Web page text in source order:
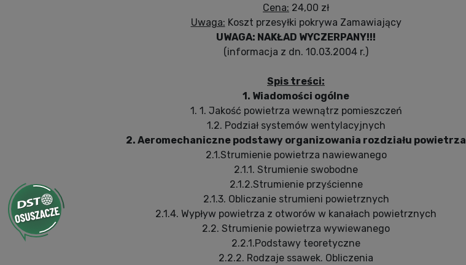
Cena: 24,00 zł
Uwaga: Koszt przesyłki pokrywa Zamawiający
UWAGA: NAKŁAD WYCZERPANY!!!
(informacja z dn. 10.03.2004 r.)
Spis treści:
1. Wiadomości ogólne
1. 1. Jakość powietrza wewnątrz pomieszczeń
1.2. Podział systemów wentylacyjnych
2. Aeromechaniczne podstawy organizowania rozdziału powietrza
2.1.Strumienie powietrza nawiewanego
2.1.1. Strumienie swobodne
2.1.2.Strumienie przyścienne
2.1.3. Obliczanie strumieni powietrznych
2.1.4. Wypływ powietrza z otworów w kanałach powietrznych
2.2. Strumienie powietrza wywiewanego
2.2.1.Podstawy teoretyczne
2.2.2. Rodzaje ssawek. Obliczenia